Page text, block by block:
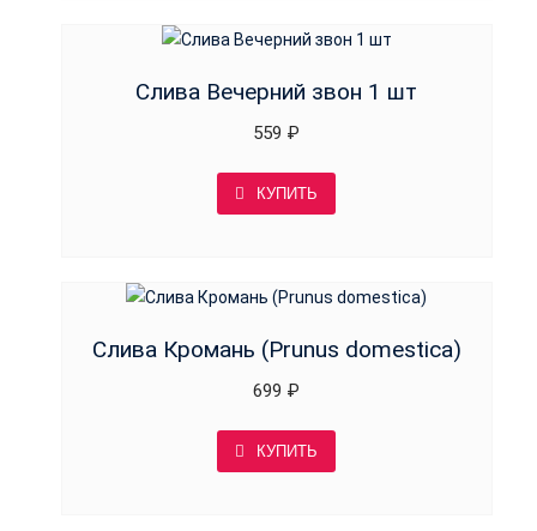
Слива Вечерний звон 1 шт
559 ₽
КУПИТЬ
Слива Кромань (Prunus domestica)
699 ₽
КУПИТЬ